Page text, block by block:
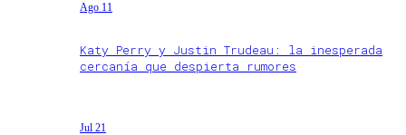
Ago 11
Katy Perry y Justin Trudeau: la inesperada
cercanía que despierta rumores
Jul 21